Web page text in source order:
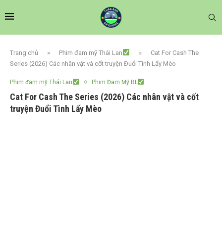
Trang chủ » Phim đam mỹ Thái Lan »
Cat For Cash The
Series (2026) Các nhân vật và cốt truyện Đuổi Tình Lấy Mèo
Phim đam mỹ Thái Lan Phim Đam Mỹ BL
Cat For Cash The Series (2026) Các nhân vật và cốt
truyện Đuổi Tình Lấy Mèo